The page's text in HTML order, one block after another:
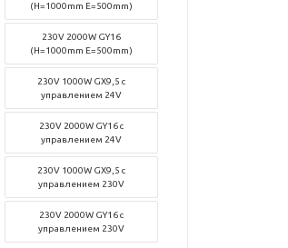
(H=1000mm E=500mm)
230V 2000W GY16
(H=1000mm E=500mm)
230V 1000W GX9,5 с
управлением 24V
230V 2000W GY16 с
управлением 24V
230V 1000W GX9,5 с
управлением 230V
230V 2000W GY16 с
управлением 230V